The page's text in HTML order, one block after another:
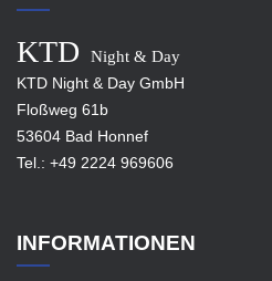
KTD
Night & Day
KTD Night & Day GmbH
Floßweg 61b
53604 Bad Honnef
Tel.: +49 2224 969606
INFORMATIONEN